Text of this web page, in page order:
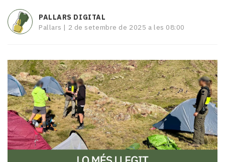
Esports
Mai
i
mitjans
El
temps
Reportatges
Entrevistes
Enquestes
A
PALLARS DIGITAL
Pallars | 2 de setembre de 2025 a les 08:00